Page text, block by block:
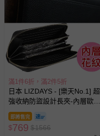
滿1件6折，滿2件5折
日本 LIZDAYS - [樂天No.1] 超
強收納防盜設計長夾-內層歐風
花-黑 (20x10.5cm)
即將售完
$769 $1566